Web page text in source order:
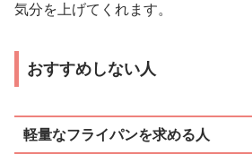
気分を上げてくれます。
おすすめしない人
軽量なフライパンを求める人